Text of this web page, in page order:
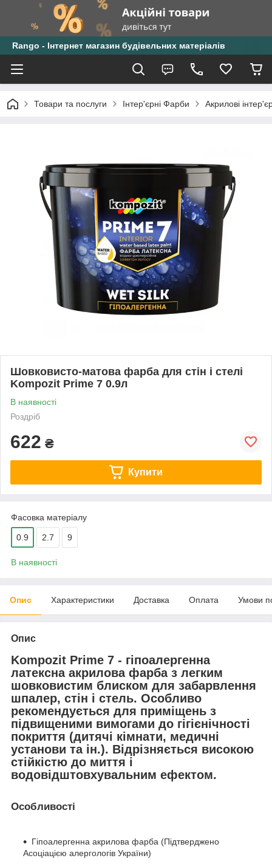
Rango - Інтернет магазин будівельних матеріалів
Товари та послуги Інтер'єрні Фарби Акрилові
Шовковисто-матова фарба для стін і стелі
Kompozit Prime 7 0.9л
В наявності
Роздріб
622 ₴
Купити
Фасовка матеріалу
0.9 2.7 9
В наявності
Опис Характеристики Доставка Оплата Умови
Опис
Kompozit Prime 7 - гіпоалергенна
латексна акрилова фарба з легким
шовковистим блиском для забарвлення
шпалер, стін і стель. Особливо
рекомендується для приміщень з
підвищеними вимогами до гігієнічності
покриття (дитячі кімнати, медичні
установи та ін.). Відрізняється високою
стійкістю до миття і
водовідштовхувальним ефектом.
Особливості
Гіпоалергенна акрилова фарба (Підтверджено
Асоціацією алергологів України)